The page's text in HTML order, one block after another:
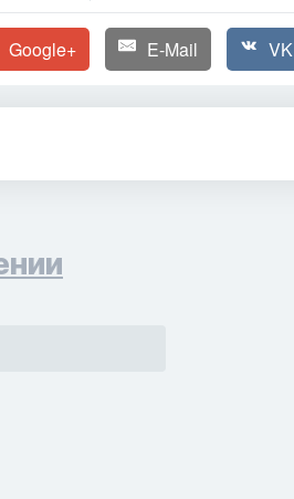
Google+ E-Mail VK